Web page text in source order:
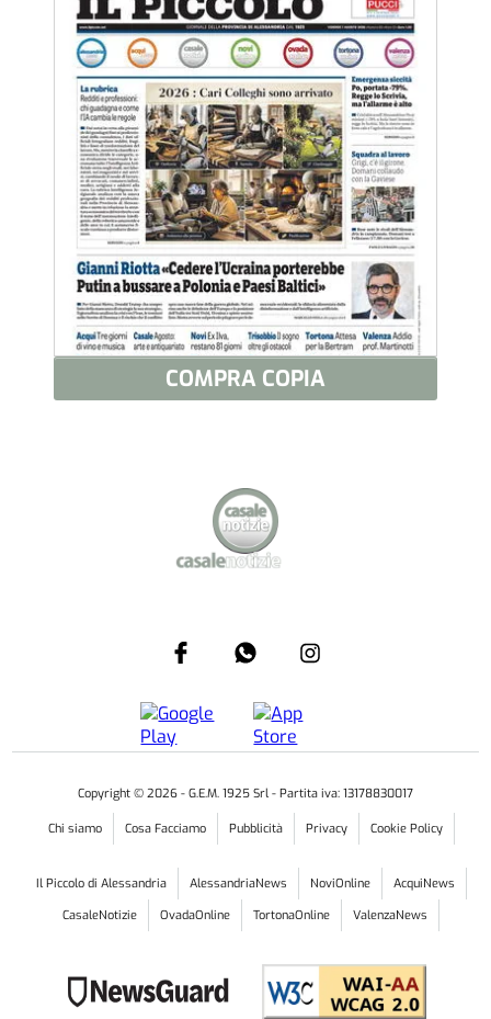
COMPRA COPIA
Copyright © 2026 - G.E.M. 1925 Srl - Partita iva: 13178830017
Chi siamo Cosa Facciamo Pubblicità Privacy Cookie Policy
Il Piccolo di Alessandria AlessandriaNews NoviOnline
AcquiNews
CasaleNotizie
OvadaOnline TortonaOnline ValenzaNews